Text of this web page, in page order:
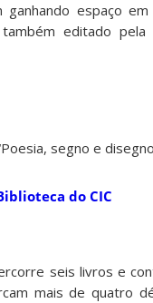
espaço em
editado pela
segno e
do CIC
seis livros e
mais de quatro